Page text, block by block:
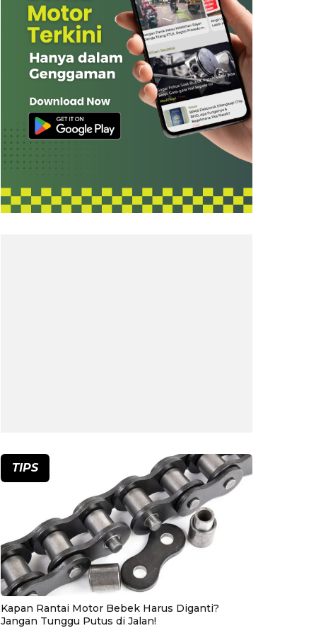
TIPS
Kapan Rantai Motor Bebek Harus Diganti?
Jangan Tunggu Putus di Jalan!